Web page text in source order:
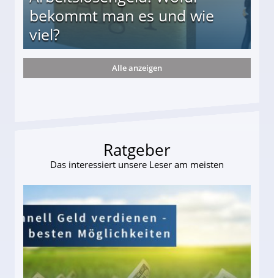
bekommt man es und wie
viel?
und wie viel?
Alle anzeigen
Ratgeber
Das interessiert unsere Leser am meisten